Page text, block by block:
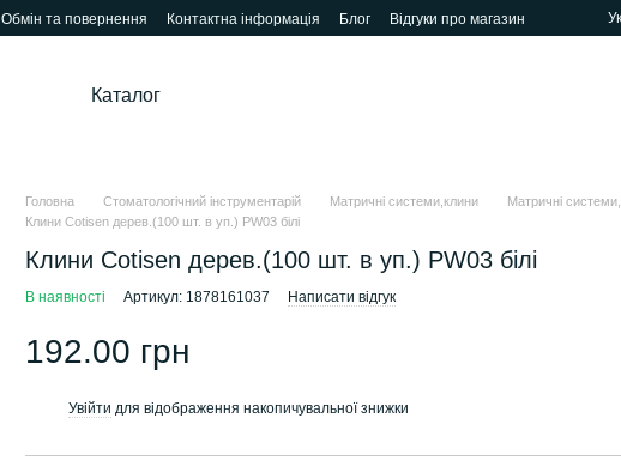
Обмін та повернення Контактна інформація Блог Відгуки про магазин
Каталог
Головна Стоматологічний інструментарій Матричні системи,клини
Матричні
Клини Cotisen дерев.(100 шт. в уп.) PW03 білі
Клини Cotisen дерев.(100 шт. в уп.) PW03 білі
В наявності Артикул: 1878161037 Написати відгук
192.00 грн
Увійти для відображення накопичувальної знижки